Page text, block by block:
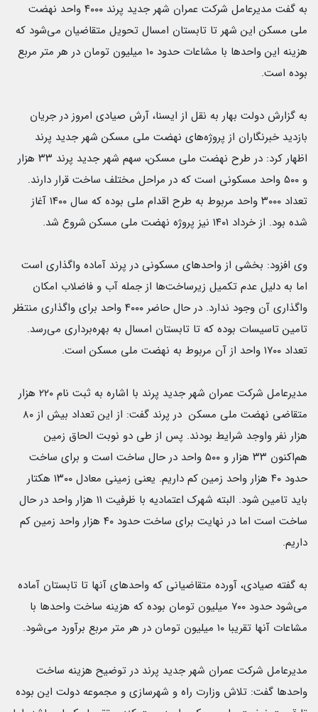
به گفت مدیرعامل شرکت عمران شهر جدید پرند ۴۰۰۰ واحد نهضت
ملی مسکن این شهر تا تابستان امسال تحویل متقاضیان می‌شود که
هزینه این واحدها با مشاعات حدود ۱۰ میلیون تومان در هر متر مربع
بوده است.
به گزارش دولت بهار به نقل از ایسنا، آرش صیادی امروز در جریان
بازدید خبرنگاران از پروژه‌های نهضت ملی مسکن شهر جدید پرند
اظهار کرد: در طرح نهضت ملی مسکن، سهم شهر جدید پرند ۳۳ هزار
و ۵۰۰ واحد مسکونی است که در مراحل مختلف ساخت قرار دارند.
تعداد ۳۰۰۰ واحد مربوط به طرح اقدام ملی بوده که سال ۱۴۰۰ آغاز
شده بود. از خرداد ۱۴۰۱ نیز پروژه نهضت ملی مسکن شروع شد.
وی افزود: بخشی از واحدهای مسکونی در پرند آماده واگذاری است
اما به دلیل عدم تکمیل زیرساخت‌ها از جمله آب و فاضلاب امکان
واگذاری آن وجود ندارد. در حال حاضر ۴۰۰۰ واحد برای واگذاری منتظر
تامین تاسیسات بوده که تا تابستان امسال به بهره‌برداری می‌رسد.
تعداد ١٧٠٠ واحد از آن مربوط به نهضت ملی مسکن است.
مدیرعامل شرکت عمران شهر جدید پرند با اشاره به ثبت نام ۲۲۰ هزار
متقاضی نهضت ملی مسکن در پرند گفت: از این تعداد بیش از ۸۰
هزار نفر واوجد شرایط بودند. پس از طی دو نوبت الحاق زمین
هم‌اکنون ۳۳ هزار و ۵۰۰ واحد در حال ساخت است و برای ساخت
حدود ۴٠ هزار واحد زمین کم داریم. یعنی زمینی معادل ١٣٠٠ هکتار
باید تامین شود. البته شهرک اعتمادیه با ظرفیت ١١ هزار واحد در حال
ساخت است اما در نهایت برای ساخت حدود ۴٠ هزار واحد زمین کم
داریم.
به گفته صیادی، آورده متقاضیانی که واحدهای آنها تا تابستان آماده
می‌شود حدود ۷۰۰ میلیون تومان بوده که هزینه ساخت واحدها با
مشاعات آنها تقریبا ۱۰ میلیون تومان در هر متر مربع برآورد می‌شود.
مدیرعامل شرکت عمران شهر جدید پرند در توضیح هزینه ساخت
واحدها گفت: تلاش وزارت راه و شهرسازی و مجموعه دولت این بوده